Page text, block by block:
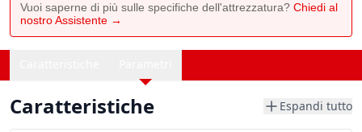
Vuoi saperne di più sulle specifiche dell'attrezzatura? Chiedi al
nostro Assistente →
Caratteristiche Espandi tutto